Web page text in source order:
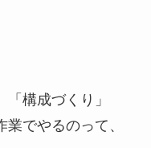
構成づくり」
業でやるのって、